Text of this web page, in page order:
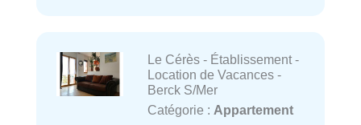
Le Cérès - Établissement -
Location de Vacances -
Berck S/Mer
Catégorie : Appartement